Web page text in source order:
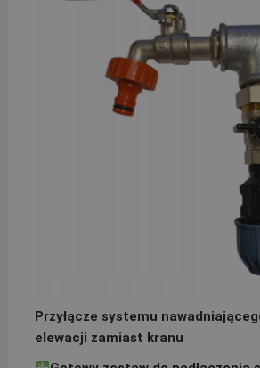
Przyłącze systemu
elewacji zamiast kranu